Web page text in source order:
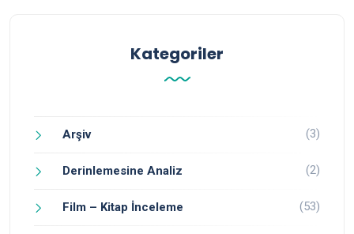
Kategoriler
Arşiv (3)
Derinlemesine Analiz (2)
Film – Kitap İnceleme (53)